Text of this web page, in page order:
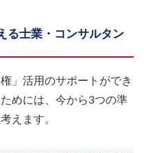
る士業・コンサルタン
」活用のサポートができ
めには、今から3つの準
えます。